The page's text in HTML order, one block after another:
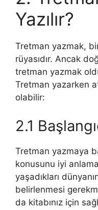
Yazılır?
Tretman yazmak,
rüyasıdır. Ancak
tretman yazmak
Tretman yazarken
olabilir:
2.1
Tretman yazmaya
konusunu iyi
yaşadıkları
belirlenmesi
da kitabınız için